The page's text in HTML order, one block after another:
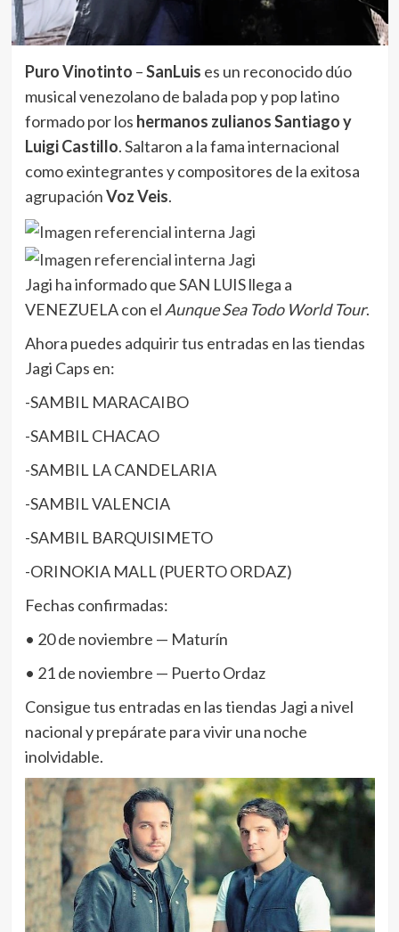
Puro Vinotinto –SanLuis es un reconocido dúo
musical venezolano de balada pop y pop latino
formado por los hermanos zulianos Santiago y
Luigi Castillo. Saltaron a la fama internacional
como exintegrantes y compositores de la exitosa
agrupaciónVoz Veis.
Jagi ha informado que SAN LUIS llega a
VENEZUELA con el Aunque Sea Todo World Tour.
Ahora puedes adquirir tus entradas en las tiendas
Jagi Caps en:
-SAMBIL MARACAIBO
-SAMBIL CHACAO
-SAMBIL LA CANDELARIA
-SAMBIL VALENCIA
-SAMBIL BARQUISIMETO
-ORINOKIA MALL (PUERTO ORDAZ)
Fechas confirmadas:
• 20 de noviembre — Maturín
• 21 de noviembre — Puerto Ordaz
Consigue tus entradas en las tiendas Jagi a nivel
nacional y prepárate para vivir una noche
inolvidable.